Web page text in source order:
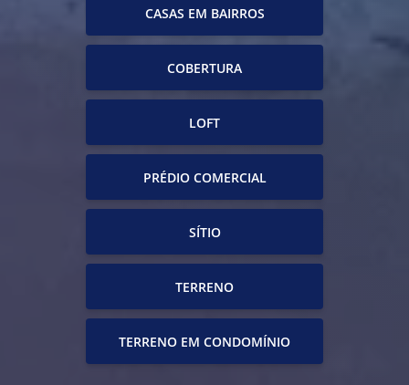
CASAS EM BAIRROS
COBERTURA
LOFT
PRÉDIO COMERCIAL
SÍTIO
TERRENO
TERRENO EM CONDOMÍNIO